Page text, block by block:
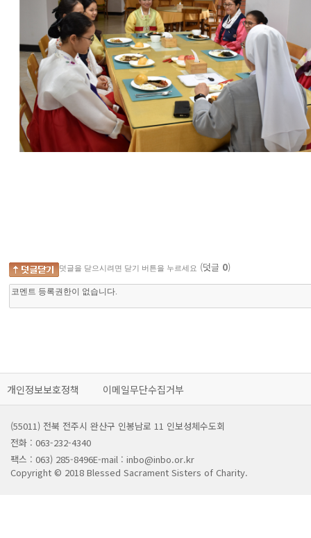
덧글을 닫으시려면 닫기 버튼을 누르세요 (덧글 0)
개인정보보호정책 이메일무단수집거부
(55011) 전북 전주시 완산구 인봉남로 11 인보성체수도회
전화 : 063-232-4340
팩스 : 063) 285-8496E-mail : inbo@inbo.or.kr
Copyright © 2018 Blessed Sacrament Sisters of Charity.